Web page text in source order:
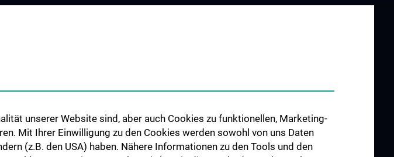
Praktika
Klinisch-Praktisches Jahr
Diplomarbeiten
unserer Website sind, aber auch Cookies zu funktionellen, Marketing-
Mit Ihrer Einwilligung zu den Cookies werden sowohl von uns Daten
(z.B. den USA) haben. Nähere Informationen zu den Tools und den